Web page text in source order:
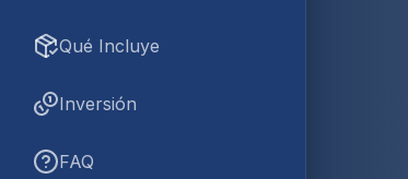
Qué Incluye
Inversión
FAQ